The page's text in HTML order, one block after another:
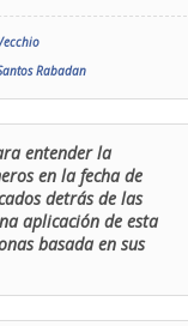
Rabadan
entender la
en la fecha de
detrás de las
aplicación de esta
basada en sus